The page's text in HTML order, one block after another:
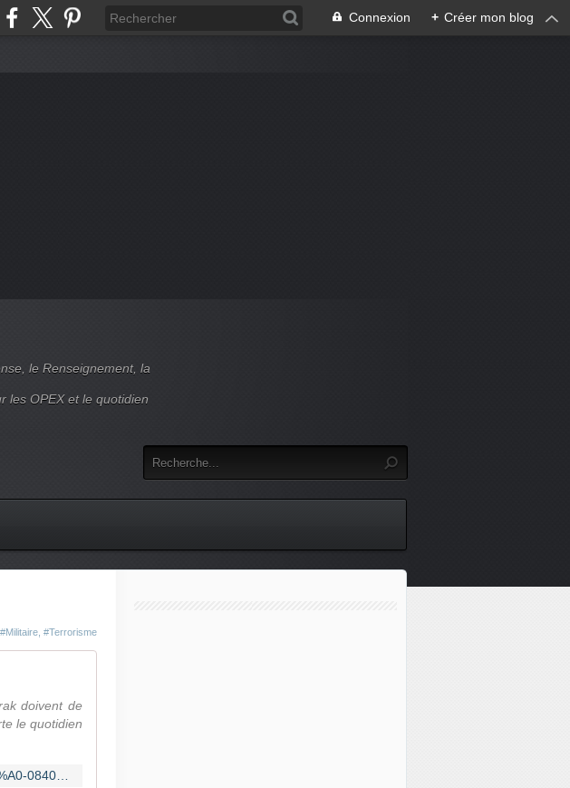
Connexion + Créer mon blog
le Renseignement, la
les OPEX et le quotidien
#Militaire #Terrorisme
doivent de
le quotidien